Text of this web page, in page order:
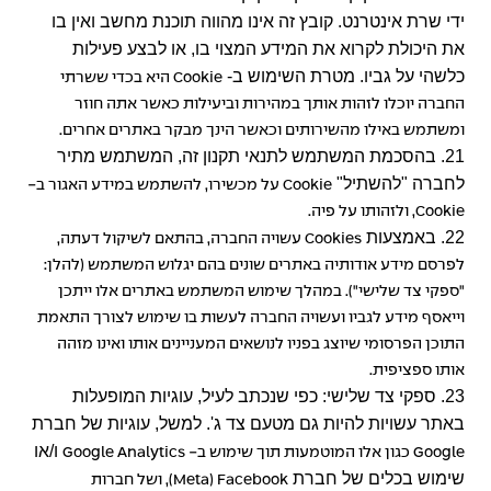
ידי שרת אינטרנט. קובץ זה אינו מהווה תוכנת מחשב ואין בו
את היכולת לקרוא את המידע המצוי בו, או לבצע פעילות
כלשהי על גביו. מטרת השימוש ב- Cookie היא בכדי ששרתי
החברה יוכלו לזהות אותך במהירות וביעילות כאשר אתה חוזר
ומשתמש באילו מהשירותים וכאשר הינך מבקר באתרים אחרים.
21. בהסכמת המשתמש לתנאי תקנון זה, המשתמש מתיר
לחברה "להשתיל" Cookie על מכשירו, להשתמש במידע האגור ב-
Cookie, ולזהותו על פיה.
22. באמצעות Cookies עשויה החברה, בהתאם לשיקול דעתה,
לפרסם מידע אודותיה באתרים שונים בהם יגלוש המשתמש (להלן:
"ספקי צד שלישי"). במהלך שימוש המשתמש באתרים אלו ייתכן
וייאסף מידע לגביו ועשויה החברה לעשות בו שימוש לצורך התאמת
התוכן הפרסומי שיוצג בפניו לנושאים המעניינים אותו ואינו מזהה
אותו ספציפית.
23. ספקי צד שלישי: כפי שנכתב לעיל, עוגיות המופעלות
באתר עשויות להיות גם מטעם צד ג'. למשל, עוגיות של חברת
Google כגון אלו המוטמעות תוך שימוש ב- Google Analytics ו/או
שימוש בכלים של חברת Meta) Facebook ), ושל חברות